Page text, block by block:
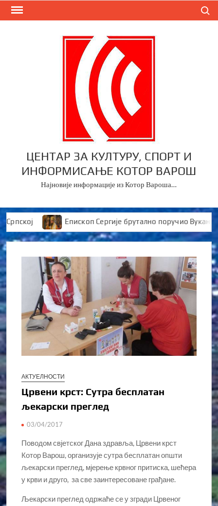
Skip
ЦЕНТАР ЗА КУЛТУРУ, СПОРТ И
ИНФОРМИСАЊЕ КОТОР ВАРОШ
Најновије информације из Котор Вароша…
Епископ Сергије брутално поручио
АКТУЕЛНОСТИ
Црвени крст: Сутра бесплатан
љекарски преглед
03/04/2017
Поводом свјетског Дана здравља, Црвени крст
Котор Варош, организује сутра бесплатан општи
љекарски преглед, мјерење крвног притиска, шећера
у крви и друго, за све заинтересоване грађане.
Љекарски преглед одржаће се у згради Црвеног